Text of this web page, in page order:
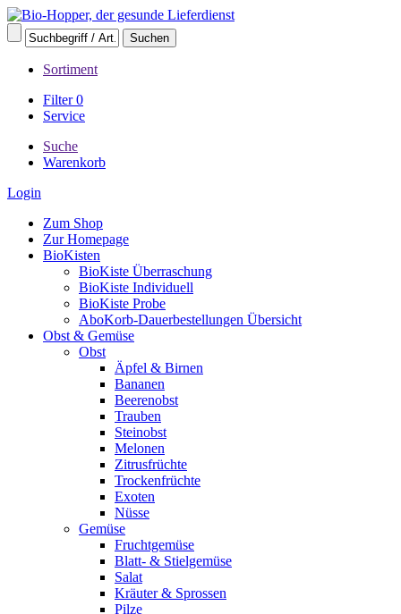
Sortiment
Filter0
Service
Suche
Warenkorb
Login
Zum Shop
Zur Homepage
BioKisten
BioKiste Überraschung
BioKiste Individuell
BioKiste Probe
AboKorb-Dauerbestellungen Übersicht
Obst & Gemüse
Obst
Äpfel & Birnen
Bananen
Beerenobst
Trauben
Steinobst
Melonen
Zitrusfrüchte
Trockenfrüchte
Exoten
Nüsse
Gemüse
Fruchtgemüse
Blatt- & Stielgemüse
Salat
Kräuter & Sprossen
Pilze